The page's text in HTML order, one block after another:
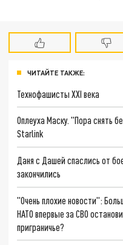
ЧИТАЙТЕ ТАКЖЕ:
Технофашисты XXI века
Оплеуха Маску. "Пора снять
Starlink
Даня с Дашей спаслись от
закончились
"Очень плохие новости":
НАТО впервые за СВО
приграничье?